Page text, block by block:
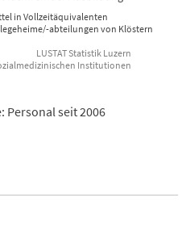
in Vollzeitäquivalenten
abteilungen von Klöstern
LUSTAT Statistik Luzern
Institutionen
Personal seit 2006